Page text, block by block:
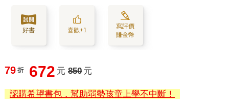
好書 喜歡+1
寫評價
賺金幣
79 折 672 元 850 元
認購希望書包，幫助弱勢孩童上學不中斷！